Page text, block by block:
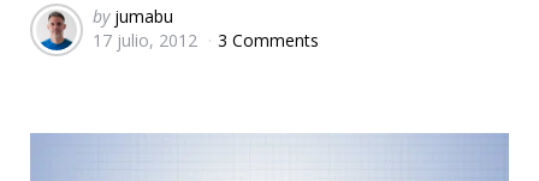
Posted
by
by jumabu
17 julio, 2012
3 Comments